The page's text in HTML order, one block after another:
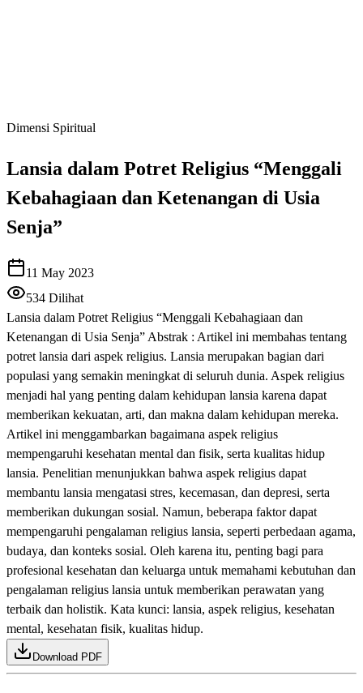
Dimensi Spiritual
Lansia dalam Potret Religius “Menggali
Kebahagiaan dan Ketenangan di Usia
Senja”
11 May 2023
534 Dilihat
Lansia dalam Potret Religius “Menggali Kebahagiaan dan
Ketenangan di Usia Senja” Abstrak : Artikel ini membahas tentang
potret lansia dari aspek religius. Lansia merupakan bagian dari
populasi yang semakin meningkat di seluruh dunia. Aspek religius
menjadi hal yang penting dalam kehidupan lansia karena dapat
memberikan kekuatan, arti, dan makna dalam kehidupan mereka.
Artikel ini menggambarkan bagaimana aspek religius
mempengaruhi kesehatan mental dan fisik, serta kualitas hidup
lansia. Penelitian menunjukkan bahwa aspek religius dapat
membantu lansia mengatasi stres, kecemasan, dan depresi, serta
memberikan dukungan sosial. Namun, beberapa faktor dapat
mempengaruhi pengalaman religius lansia, seperti perbedaan agama,
budaya, dan konteks sosial. Oleh karena itu, penting bagi para
profesional kesehatan dan keluarga untuk memahami kebutuhan dan
pengalaman religius lansia untuk memberikan perawatan yang
terbaik dan holistik. Kata kunci: lansia, aspek religius, kesehatan
mental, kesehatan fisik, kualitas hidup.
Download PDF